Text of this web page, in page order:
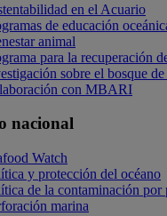
en el Acuario
de educación
animal
para la recuperación
sobre el bosque
con MBARI
nacional
Watch
y protección del océano
de la contaminación por
marina